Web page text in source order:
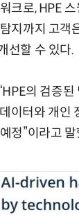
크로, HPE
지까지 고객
선할 수 있다.
의 검증
이터와 개
정”이라고 말